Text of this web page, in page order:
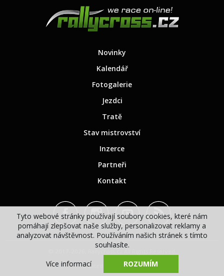
Tyto webové stránky používají soubory cookies, které nám
pomáhají zlepšovat naše služby, personalizovat reklamy a
analyzovat návštěvnost. Používáním našich stránek s tímto
souhlasíte.
Více informací
ROZUMÍM
Novinky
Kalendář
Fotogalerie
Jezdci
Tratě
Stav mistrovství
Inzerce
Partneři
Kontakt
Created by